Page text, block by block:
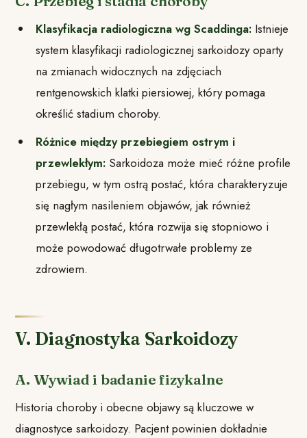
Klasyfikacja radiologiczna wg Scaddinga: Istnieje
system klasyfikacji radiologicznej sarkoidozy oparty
na zmianach widocznych na zdjęciach
rentgenowskich klatki piersiowej, który pomaga
określić stadium choroby.
Różnice między przebiegiem ostrym i
przewlekłym: Sarkoidoza może mieć różne profile
przebiegu, w tym ostrą postać, która charakteryzuje
się nagłym nasileniem objawów, jak również
przewlekłą postać, która rozwija się stopniowo i
może powodować długotrwałe problemy ze
zdrowiem.
V. Diagnostyka Sarkoidozy
A. Wywiad i badanie fizykalne
Historia choroby i obecne objawy są kluczowe w
diagnostyce sarkoidozy. Pacjent powinien dokładnie